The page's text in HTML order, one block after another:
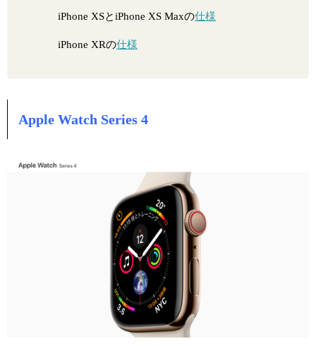
iPhone XSとiPhone XS Maxの仕様
iPhone XRの仕様
Apple Watch Series 4